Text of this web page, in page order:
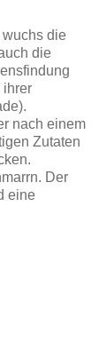
die
die
ihrer
nach einem
Zutaten
Der
eine